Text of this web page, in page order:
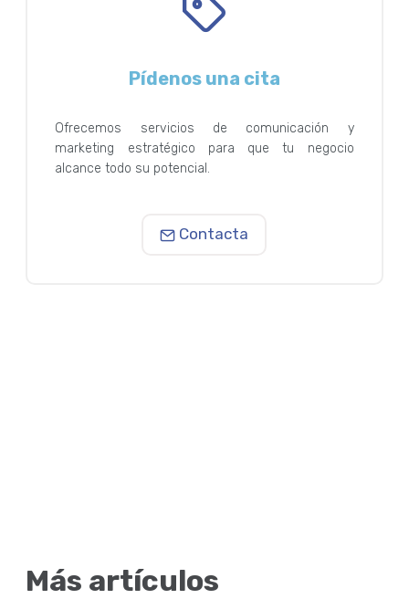
Pídenos una cita
Ofrecemos servicios de comunicación y
marketing estratégico para que tu negocio
alcance todo su potencial.
Contacta
Más artículos